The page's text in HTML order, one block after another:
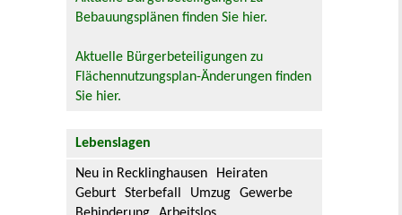
Bebauungsplänen finden Sie hier.
Aktuelle Bürgerbeteiligungen zu
Flächennutzungsplan-Änderungen finden
Sie hier.
Lebenslagen
Neu in Recklinghausen
Heiraten
Geburt
Sterbefall Umzug
Gewerbe